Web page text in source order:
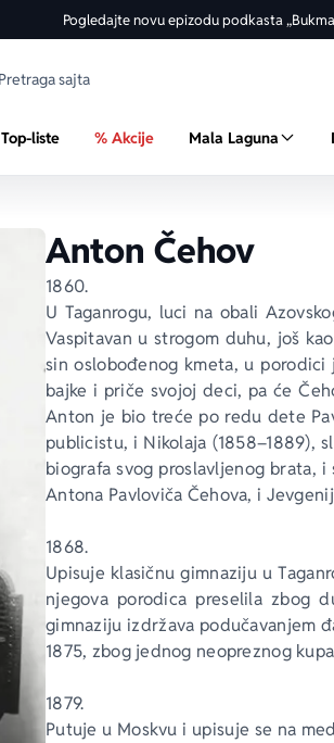
Pogledajte novu epizodu podkasta
Top-liste % Akcije Mala Laguna
Anton Čehov
1860.
U Taganrogu, luci na obali
Vaspitavan u strogom duhu, još
sin oslobođenog kmeta, u
bajke i priče svojoj deci, pa će
Anton je bio treće po redu dete
publicistu, i Nikolaja (1858–1889),
biografa svog proslavljenog brata,
Antona Pavloviča Čehova, i
1868.
Upisuje klasičnu gimnaziju u
njegova porodica preselila zbog
gimnaziju izdržava podučavanjem
1875, zbog jednog neopreznog
1879.
Putuje u Moskvu i upisuje se na